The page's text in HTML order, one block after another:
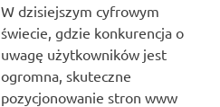
W dzisiejszym cyfrowym
świecie, gdzie konkurencja o
uwagę użytkowników jest
ogromna, skuteczne
pozycjonowanie stron www